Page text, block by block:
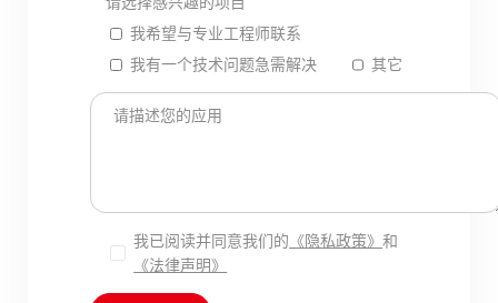
我希望与专业工程师联系
我有一个技术问题急需解决
其它
请描述您的应用
我已阅读并同意我们的 《隐私政策》和
《法律声明》